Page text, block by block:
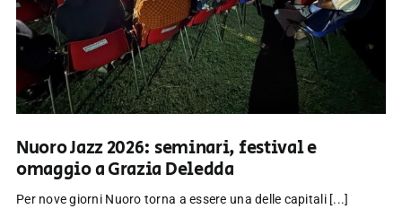
Nuoro Jazz 2026: seminari, festival e
omaggio a Grazia Deledda
Per nove giorni Nuoro torna a essere una delle capitali [...]